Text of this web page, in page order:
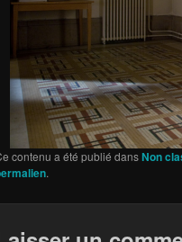
contenu a été publié dansNon
.